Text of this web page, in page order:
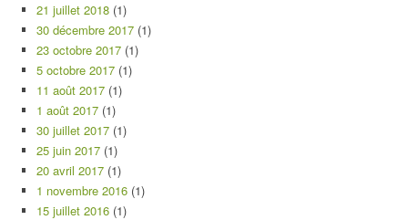
21 juillet 2018 (1)
30 décembre 2017 (1)
23 octobre 2017 (1)
5 octobre 2017 (1)
11 août 2017 (1)
1 août 2017 (1)
30 juillet 2017 (1)
25 juin 2017 (1)
20 avril 2017 (1)
1 novembre 2016 (1)
15 juillet 2016 (1)